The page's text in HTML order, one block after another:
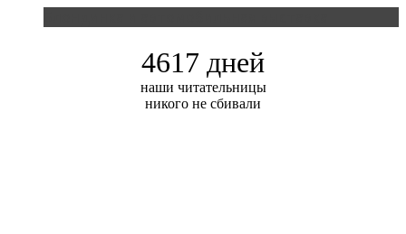
4617 дней
наши читательницы
никого не сбивали